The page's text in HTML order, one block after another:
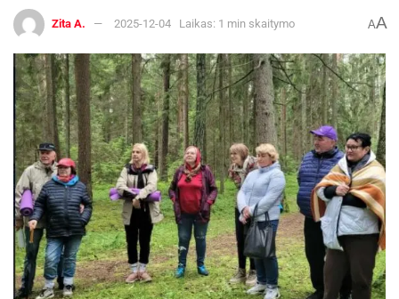
Zita A. 2025-12-04 Laikas: 1 min skaitymo AA